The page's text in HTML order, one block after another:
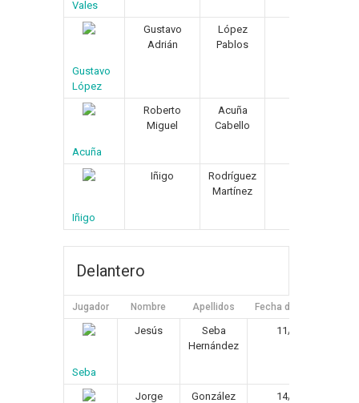
Vales
Gustavo
López
Gustavo
Adrián
López
Pablos
Acuña
Roberto
Miguel
Acuña
Cabello
Iñigo
Iñigo
Rodríguez
Martínez
Delantero
Jugador Nombre Apellidos Fecha de Nacimiento
Seba
Jesús
Seba
Hernández
11/04/1974
Jorge
González
14/09/1974